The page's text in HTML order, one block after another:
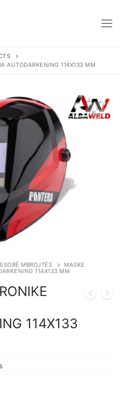
AUTODARKENING 114X133 MM
MBROJTËS
MASKE
114X133 MM
114X133